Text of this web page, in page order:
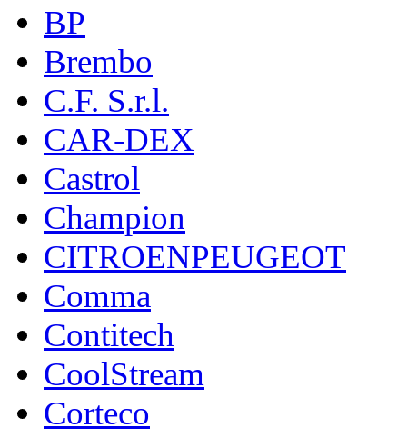
BP
Brembo
C.F. S.r.l.
CAR-DEX
Castrol
Champion
CITROENPEUGEOT
Comma
Contitech
CoolStream
Corteco